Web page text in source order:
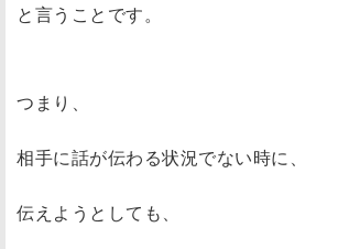
と言うことです。
つまり、
相手に話が伝わる状況でない時に、
伝えようとしても、